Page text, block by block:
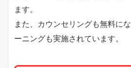
ます。
また、カウンセリングも無料に
ーニングも実施されています。